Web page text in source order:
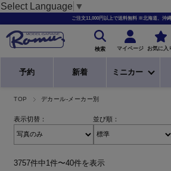
Select Language ▼
ご注文11,000円以上で送料無料 ※北海道、沖
検索 マイページ お気に入
予約 新着 ミニカー
TOP デカール-メーカー別
表示切替： 並び順：
3757件中1件〜40件を表示